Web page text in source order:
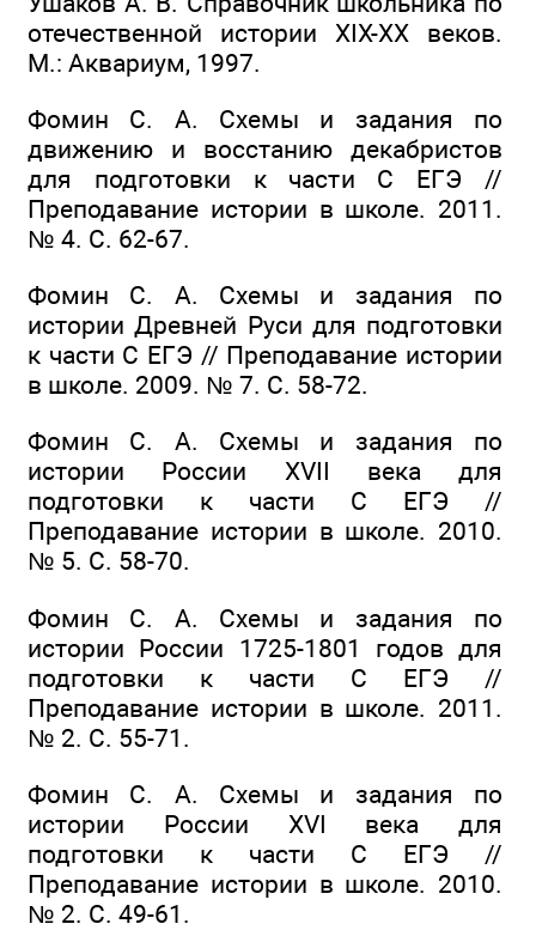
отечественной истории XIX-XX веков.
М.: Аквариум, 1997.
Фомин С. А. Схемы и задания по
движению и восстанию декабристов
для подготовки к части С ЕГЭ //
Преподавание истории в школе. 2011.
№ 4. С. 62-67.
Фомин С. А. Схемы и задания по
истории Древней Руси для подготовки
к части С ЕГЭ // Преподавание истории
в школе. 2009. № 7. С. 58-72.
Фомин С. А. Схемы и задания по
истории России XVII века для
подготовки к части С ЕГЭ //
Преподавание истории в школе. 2010.
№ 5. С. 58-70.
Фомин С. А. Схемы и задания по
истории России 1725-1801 годов для
подготовки к части С ЕГЭ //
Преподавание истории в школе. 2011.
№ 2. С. 55-71.
Фомин С. А. Схемы и задания по
истории России XVI века для
подготовки к части С ЕГЭ //
Преподавание истории в школе. 2010.
№ 2. С. 49-61.